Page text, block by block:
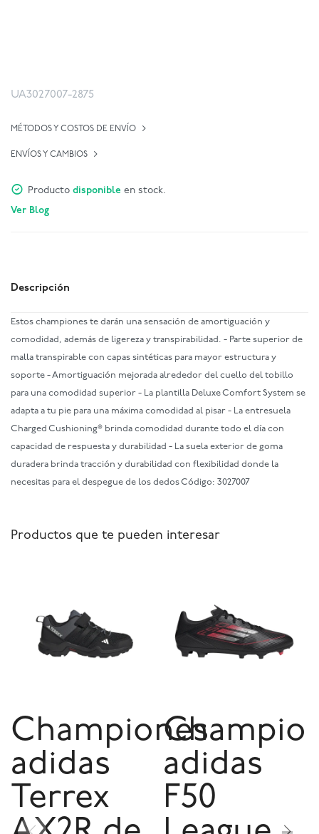
UA3027007-2875
MÉTODOS Y COSTOS DE ENVÍO
ENVÍOS Y CAMBIOS
Producto disponible en stock.
Ver Blog
Descripción
Estos championes te darán una sensación de amortiguación y
comodidad, además de ligereza y transpirabilidad. - Parte superior de
malla transpirable con capas sintéticas para mayor estructura y
soporte - Amortiguación mejorada alrededor del cuello del tobillo
para una comodidad superior - La plantilla Deluxe Comfort System se
adapta a tu pie para una máxima comodidad al pisar - La entresuela
Charged Cushioning® brinda comodidad durante todo el día con
capacidad de respuesta y durabilidad - La suela exterior de goma
duradera brinda tracción y durabilidad con flexibilidad donde la
necesitas para el despegue de los dedos Código: 3027007
Productos que te pueden interesar
Championes
adidas
Terrex
adidas
F50